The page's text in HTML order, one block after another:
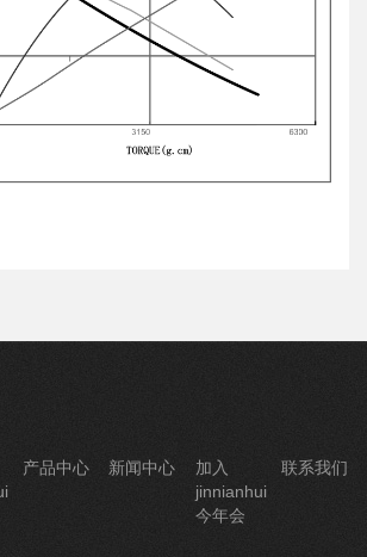
产品中心 新闻中心
加入
jinnianhui
今年会
联系我们